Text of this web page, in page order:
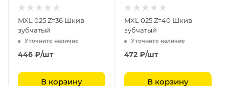
MXL 025 Z=36 Шкив
зубчатый
Уточните наличие
446 ₽/шт
В корзину
MXL 025 Z=40 Шкив
зубчатый
Уточните наличие
472 ₽/шт
В корзину